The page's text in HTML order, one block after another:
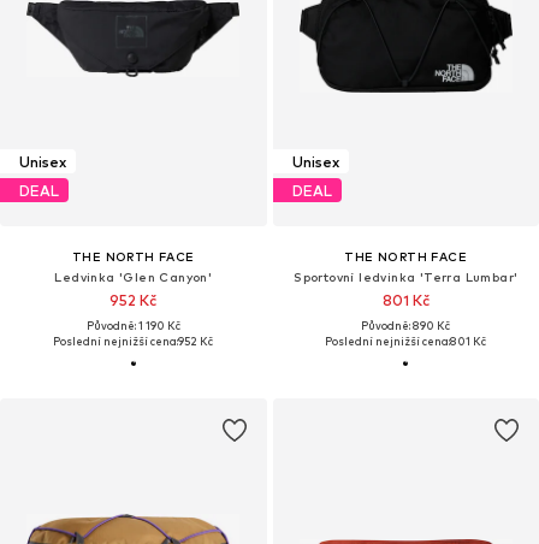
Unisex
DEAL
THE NORTH FACE
Ledvinka 'Glen Canyon'
952 Kč
Původně: 1 190 Kč
Poslední nejnižší cena:952 Kč
Unisex
DEAL
THE NORTH FACE
Sportovní ledvinka 'Terra Lumbar'
801 Kč
Původně: 890 Kč
Poslední nejnižší cena:801 Kč